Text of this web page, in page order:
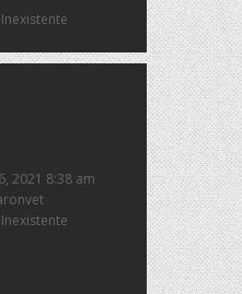
Inexistente
2021 8:38 am
Inexistente